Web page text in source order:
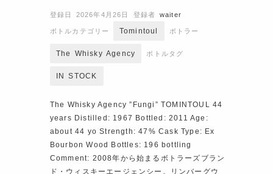
登録日 2026年4月26日 登録者 waiter
ボトルカテゴリー Tomintoul ボトラー
The Whisky Agency ボトルタグ
IN STOCK
The Whisky Agency ”Fungi” TOMINTOUL 44
years Distilled: 1967 Bottled: 2011 Age:
about 44 yo Strength: 47% Cask Type: Ex
Bourbon Wood Bottles: 196 bottling
Comment: 2008年から始まるボトラーズブラン
ド・ウィスキーエージェンシー。リンバーグウ